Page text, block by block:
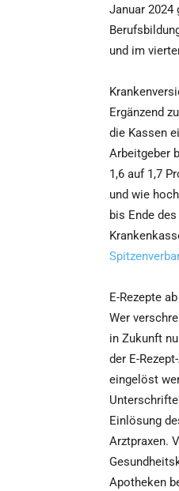
Januar 2024
und im
Ergänzend
die Kassen
Arbeitgeber
1,6 auf 1,7
und wie
bis Ende
E-Rezepte
Wer
in Zukunft
der E-
eingelöst
Einlösung
Arztpraxen.
Apotheken